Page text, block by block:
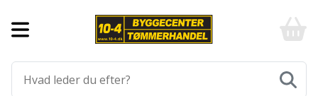
Aluprofiler
Gulve
-
billigt